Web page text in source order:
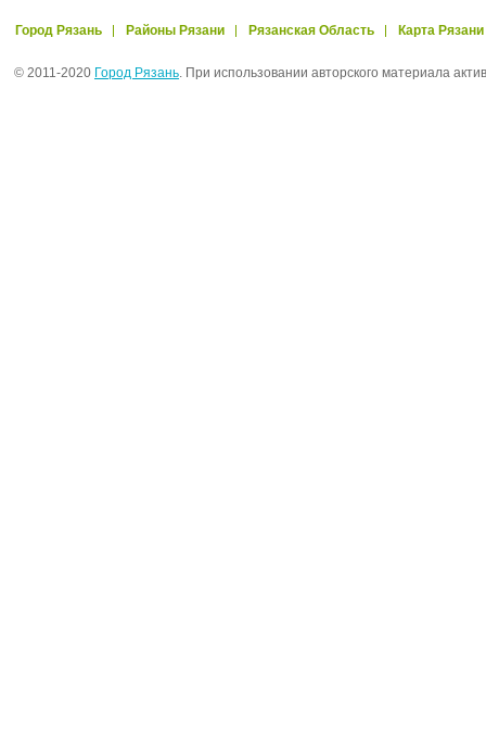
Город Рязань Районы Рязани Рязанская Область Карта Рязани
© 2011-2020 Город Рязань. При использовании авторского материала